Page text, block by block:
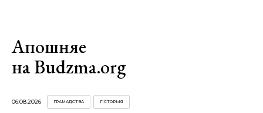
Апошняе
на Budzma.org
06.08.2026 ГРАМАДСТВА ГІСТОРЫЯ